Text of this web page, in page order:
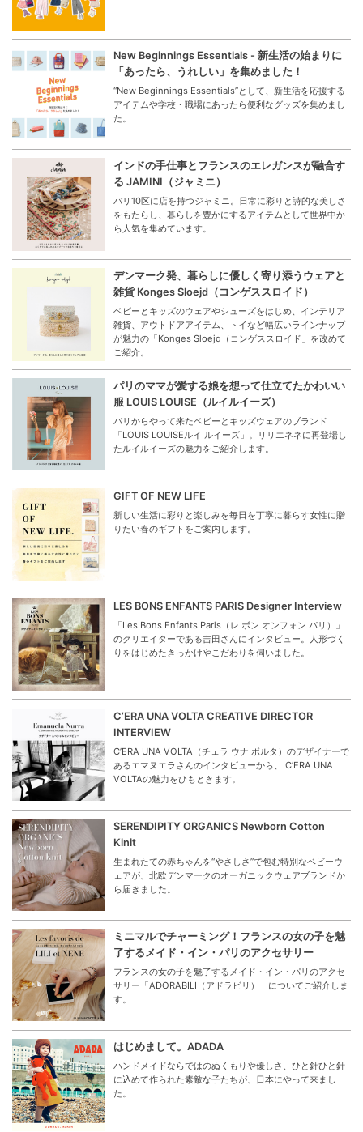
New Beginnings Essentials - 新生活の始まりに
「あったら、うれしい」を集めました！
“New Beginnings Essentials”として、新生活を応援する
アイテムや学校・職場にあったら便利なグッズを集めまし
た。
インドの手仕事とフランスのエレガンスが融合す
る JAMINI（ジャミニ）
パリ10区に店を持つジャミニ。日常に彩りと詩的な美しさ
をもたらし、暮らしを豊かにするアイテムとして世界中か
ら人気を集めています。
デンマーク発、暮らしに優しく寄り添うウェアと
雑貨 Konges Sloejd（コンゲススロイド）
ベビーとキッズのウェアやシューズをはじめ、インテリア
雑貨、アウトドアアイテム、トイなど幅広いラインナップ
が魅力の「Konges Sloejd（コンゲススロイド」を改めて
ご紹介。
パリのママが愛する娘を想って仕立てたかわいい
服 LOUIS LOUISE（ルイルイーズ）
パリからやって来たベビーとキッズウェアのブランド
「LOUIS LOUISEルイ ルイーズ」。リリエネネに再登場し
たルイルイーズの魅力をご紹介します。
GIFT OF NEW LIFE
新しい生活に彩りと楽しみを毎日を丁寧に暮らす女性に贈
りたい春のギフトをご案内します。
LES BONS ENFANTS PARIS Designer Interview
「Les Bons Enfants Paris（レ ボン オンフォン パリ）」
のクリエイターである吉田さんにインタビュー。人形づく
りをはじめたきっかけやこだわりを伺いました。
C’ERA UNA VOLTA CREATIVE DIRECTOR
INTERVIEW
C’ERA UNA VOLTA（チェラ ウナ ボルタ）のデザイナーで
あるエマヌエラさんのインタビューから、 C’ERA UNA
VOLTAの魅力をひもときます。
SERENDIPITY ORGANICS Newborn Cotton
Kinit
生まれたての赤ちゃんを“やさしさ”で包む特別なベビーウ
ェアが、北欧デンマークのオーガニックウェアブランドか
ら届きました。
ミニマルでチャーミング！フランスの女の子を魅
了するメイド・イン・パリのアクセサリー
フランスの女の子を魅了するメイド・イン・パリのアクセ
サリー「ADORABILI（アドラビリ）」についてご紹介しま
す。
はじめまして。ADADA
ハンドメイドならではのぬくもりや優しさ、ひと針ひと針
に込めて作られた素敵な子たちが、日本にやって来まし
た。